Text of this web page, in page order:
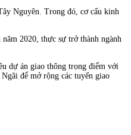
Nguyên. Trong đó, cơ cấu kinh
2020, thực sự trở thành ngành
dự án giao thông trọng điểm với
để mở rộng các tuyến giao